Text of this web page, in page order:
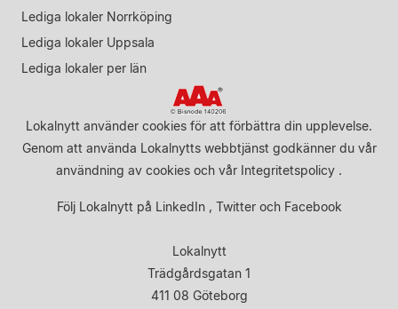
Lediga lokaler Norrköping
Lediga lokaler Uppsala
Lediga lokaler per län
Lokalnytt använder cookies för att förbättra din upplevelse.
Genom att använda Lokalnytts webbtjänst godkänner du vår
användning av cookies och vår Integritetspolicy .
Följ Lokalnytt på LinkedIn, Twitteroch Facebook
Lokalnytt
Trädgårdsgatan 1
411 08 Göteborg